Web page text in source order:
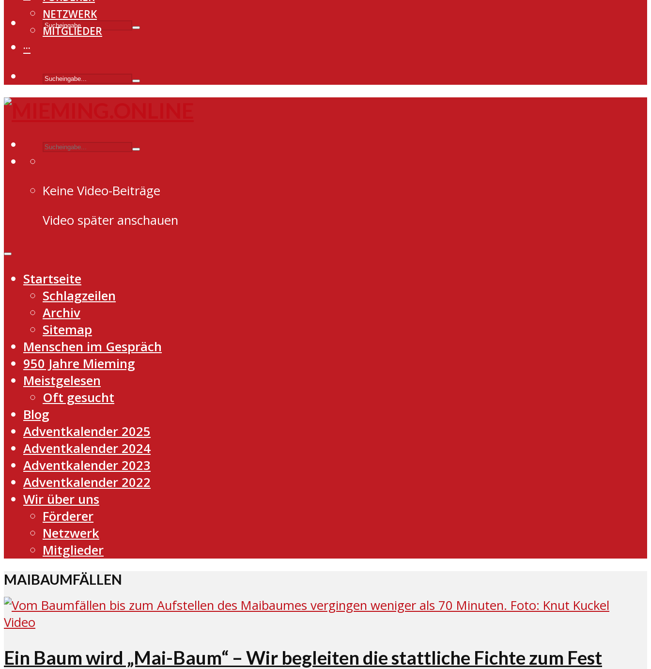
NETZWERK
MITGLIEDER
···
Keine Video-Beiträge
Video später anschauen
Startseite
Schlagzeilen
Archiv
Sitemap
Menschen im Gespräch
950 Jahre Mieming
Meistgelesen
Oft gesucht
Blog
Adventkalender 2025
Adventkalender 2024
Adventkalender 2023
Adventkalender 2022
Wir über uns
Förderer
Netzwerk
Mitglieder
MAIBAUMFÄLLEN
Video
Ein Baum wird „Mai-Baum“ – Wir begleiten die stattliche Fichte zum Fest